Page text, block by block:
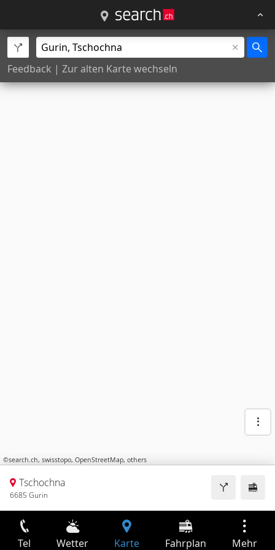
Feedback | Zur alten Karte wechseln
©search.ch, swisstopo, OpenStreetMap, others
Tschochna
6685 Gurin
Tel Wetter Karte Fahrplan Mehr